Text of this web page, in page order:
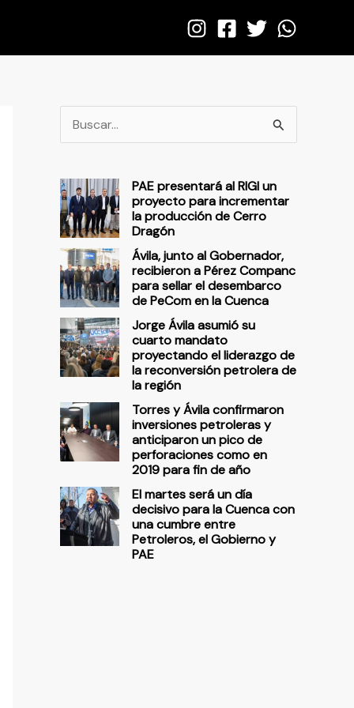
u
c
a
p
o
r
:
PAE presentará al RIGI un
proyecto para incrementar
la producción de Cerro
Dragón
Ávila, junto al Gobernador,
recibieron a Pérez Companc
para sellar el desembarco
de PeCom en la Cuenca
Jorge Ávila asumió su
cuarto mandato
proyectando el liderazgo de
la reconversión petrolera de
la región
Torres y Ávila confirmaron
inversiones petroleras y
anticiparon un pico de
perforaciones como en
2019 para fin de año
El martes será un día
decisivo para la Cuenca con
una cumbre entre
Petroleros, el Gobierno y
PAE